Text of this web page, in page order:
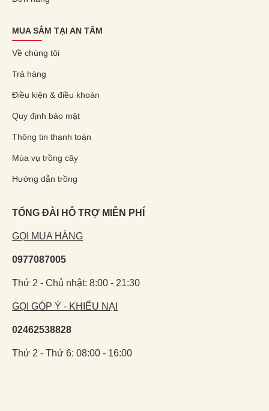
MUA SẮM TẠI AN TÂM
Về chúng tôi
Trả hàng
Điều kiện & điều khoản
Quy định bảo mật
Thông tin thanh toán
Mùa vụ trồng cây
Hướng dẫn trồng
TỔNG ĐÀI HỖ TRỢ MIỄN PHÍ
GỌI MUA HÀNG
0977087005
Thứ 2 - Chủ nhật: 8:00 - 21:30
GỌI GÓP Ý - KHIẾU NẠI
02462538828
Thứ 2 - Thứ 6: 08:00 - 16:00